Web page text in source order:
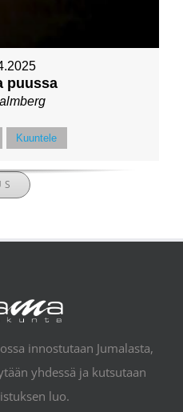
puussa
Kuuntele
innostutaan Jumalasta,
yhdessä ja kutsutaan
luo.